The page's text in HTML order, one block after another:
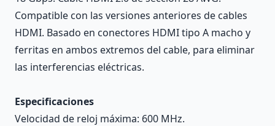
Compatible con las versiones anteriores de cables
HDMI. Basado en conectores HDMI tipo A macho y
ferritas en ambos extremos del cable, para eliminar
las interferencias eléctricas.
Especificaciones
Velocidad de reloj máxima: 600 MHz.